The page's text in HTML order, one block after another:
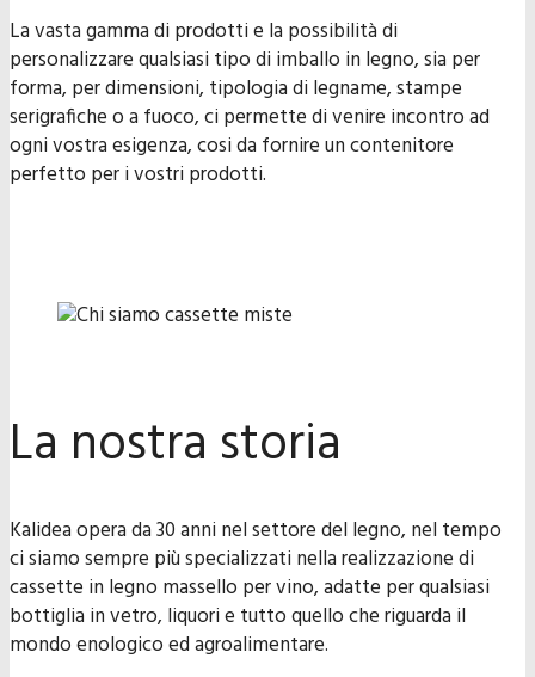
La vasta gamma di prodotti e la possibilità di
personalizzare qualsiasi tipo di imballo in legno, sia per
forma, per dimensioni, tipologia di legname, stampe
serigrafiche o a fuoco, ci permette di venire incontro ad
ogni vostra esigenza, cosi da fornire un contenitore
perfetto per i vostri prodotti.
La nostra storia
Kalidea opera da 30 anni nel settore del legno, nel tempo
ci siamo sempre più specializzati nella realizzazione di
cassette in legno massello per vino, adatte per qualsiasi
bottiglia in vetro, liquori e tutto quello che riguarda il
mondo enologico ed agroalimentare.